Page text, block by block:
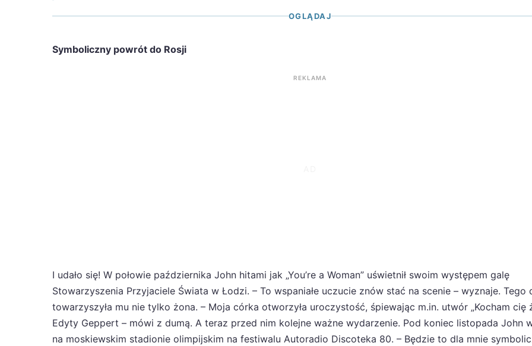
OGLĄDAJ
Symboliczny powrót do Rosji
REKLAMA
I udało się! W połowie października John hitami jak „You’re a Woman” uświetnił swoim występem galę
Stowarzyszenia Przyjaciele Świata w Łodzi. – To wspaniałe uczucie znów stać na scenie – wyznaje. Tego
towarzyszyła mu nie tylko żona. – Moja córka otworzyła uroczystość, śpiewając m.in. utwór „Kocham cię
Edyty Geppert – mówi z dumą. A teraz przed nim kolejne ważne wydarzenie. Pod koniec listopada John
na moskiewskim stadionie olimpijskim na festiwalu Autoradio Discoteka 80. – Będzie to dla mnie